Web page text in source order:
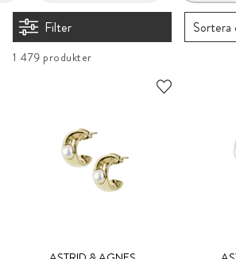
Filter
1 479 produkter